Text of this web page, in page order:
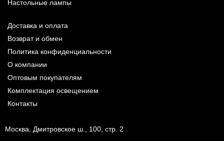
Настольные лампы
Доставка и оплата
Возврат и обмен
Политика конфиденциальности
О компании
Оптовым покупателям
Комплектация освещением
Контакты
Москва, Дмитровское ш., 100, стр. 2